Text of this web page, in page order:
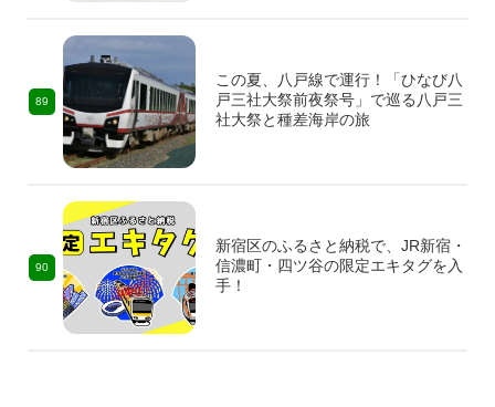
89
この夏、八戸線で運行！「ひなび八
戸三社大祭前夜祭号」で巡る八戸三
社大祭と種差海岸の旅
90
新宿区のふるさと納税で、JR新宿・
信濃町・四ツ谷の限定エキタグを入
手！